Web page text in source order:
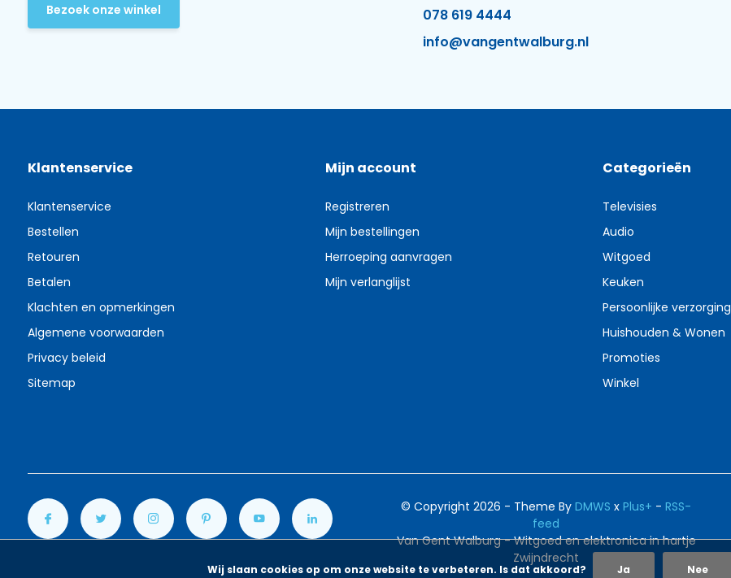
Bezoek onze winkel
078 619 4444
info@vangentwalburg.nl
Klantenservice
Klantenservice
Bestellen
Retouren
Betalen
Klachten en opmerkingen
Algemene voorwaarden
Privacy beleid
Sitemap
Mijn account
Registreren
Mijn bestellingen
Herroeping aanvragen
Mijn verlanglijst
Categorieën
Televisies
Audio
Witgoed
Keuken
Persoonlijke verzorging
Huishouden & Wonen
Promoties
Winkel
© Copyright 2026 - Theme ByDMWS xPlus+ -RSS-
feed
Van Gent Walburg - Witgoed en elektronica in hartje
Zwijndrecht
Wij slaan cookies op om onze website te verbeteren. Is dat akkoord? Ja Nee